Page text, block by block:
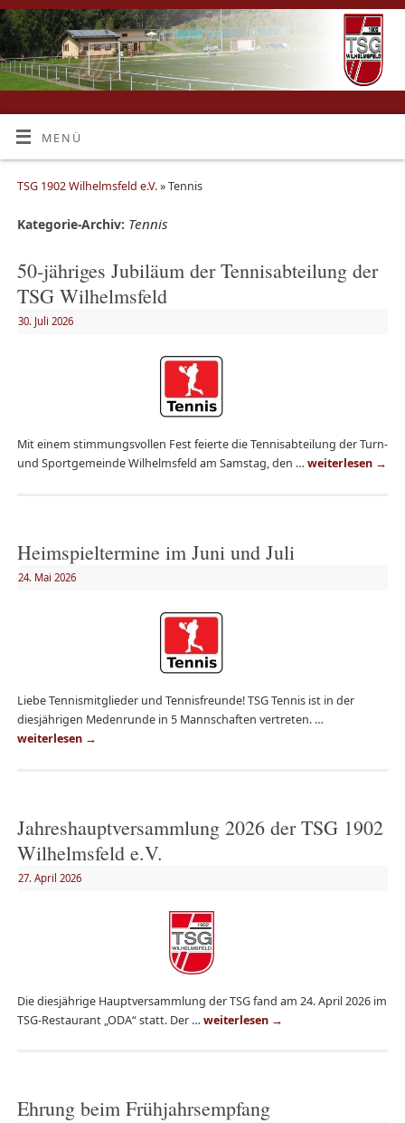
MENÜ
TSG 1902 Wilhelmsfeld e.V.» Tennis
Kategorie-Archiv: Tennis
50-jähriges Jubiläum der Tennisabteilung der
TSG Wilhelmsfeld
30. Juli 2026
Mit einem stimmungsvollen Fest feierte die Tennisabteilung der Turn-
und Sportgemeinde Wilhelmsfeld am Samstag, den … weiterlesen →
Heimspieltermine im Juni und Juli
24. Mai 2026
Liebe Tennismitglieder und Tennisfreunde! TSG Tennis ist in der
diesjährigen Medenrunde in 5 Mannschaften vertreten. …
weiterlesen →
Jahreshauptversammlung 2026 der TSG 1902
Wilhelmsfeld e.V.
27. April 2026
Die diesjährige Hauptversammlung der TSG fand am 24. April 2026 im
TSG-Restaurant „ODA“ statt. Der … weiterlesen →
Ehrung beim Frühjahrsempfang